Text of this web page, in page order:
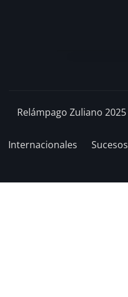
Relámpago Zuliano 2025
Internacionales Sucesos